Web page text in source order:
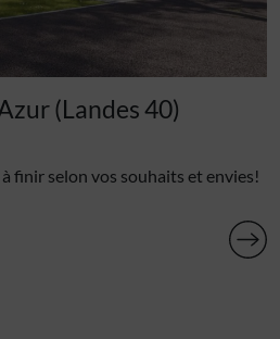
(Landes 40)
finir selon vos souhaits et envies!